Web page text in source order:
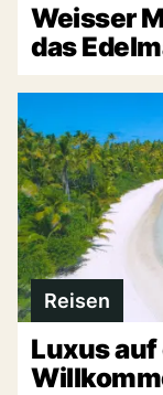
Weisser
das
Reisen
Luxus